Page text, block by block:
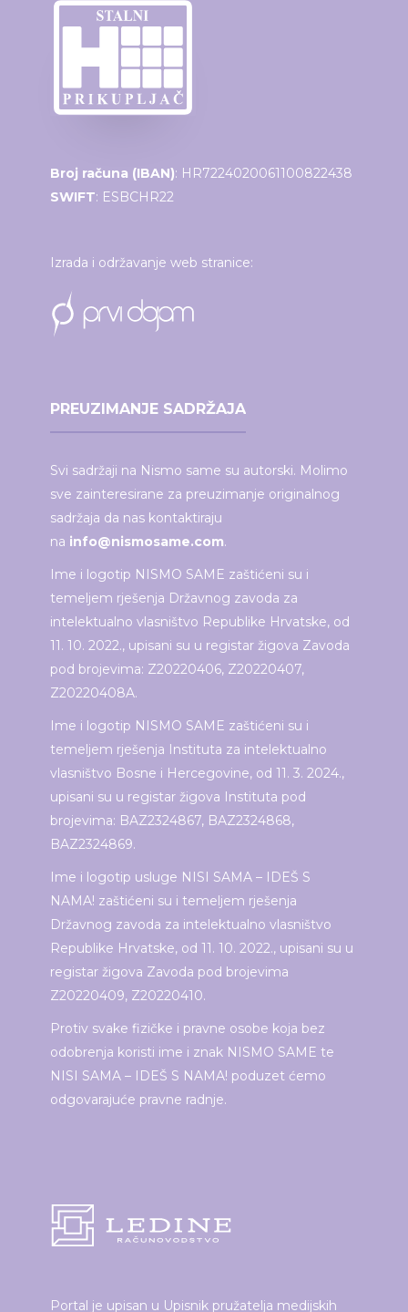
Broj računa (IBAN): HR7224020061100822438
SWIFT: ESBCHR22
Izrada i održavanje web stranice:
PREUZIMANJE SADRŽAJA
Svi sadržaji na Nismo same su autorski. Molimo
sve zainteresirane za preuzimanje originalnog
sadržaja da nas kontaktiraju
na info@nismosame.com.
Ime i logotip NISMO SAME zaštićeni su i
temeljem rješenja Državnog zavoda za
intelektualno vlasništvo Republike Hrvatske, od
11. 10. 2022., upisani su u registar žigova Zavoda
pod brojevima: Z20220406, Z20220407,
Z20220408A.
Ime i logotip NISMO SAME zaštićeni su i
temeljem rješenja Instituta za intelektualno
vlasništvo Bosne i Hercegovine, od 11. 3. 2024.,
upisani su u registar žigova Instituta pod
brojevima: BAZ2324867, BAZ2324868,
BAZ2324869.
Ime i logotip usluge NISI SAMA – IDEŠ S
NAMA! zaštićeni su i temeljem rješenja
Državnog zavoda za intelektualno vlasništvo
Republike Hrvatske, od 11. 10. 2022., upisani su u
registar žigova Zavoda pod brojevima
Z20220409, Z20220410.
Protiv svake fizičke i pravne osobe koja bez
odobrenja koristi ime i znak NISMO SAME te
NISI SAMA – IDEŠ S NAMA! poduzet ćemo
odgovarajuće pravne radnje.
Portal je upisan u Upisnik pružatelja medijskih